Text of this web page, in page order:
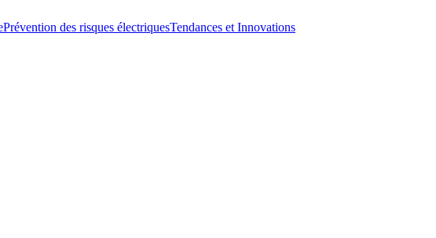
Prévention des risques électriquesTendances et Innovations